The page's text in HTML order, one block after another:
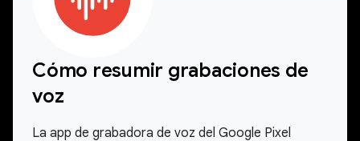
Cómo resumir grabaciones de
voz
La app de grabadora de voz del Google Pixel